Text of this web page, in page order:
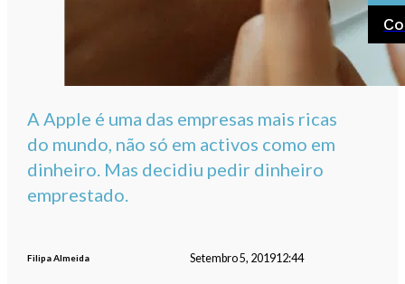
A Apple é uma das empresas mais ricas
do mundo, não só em activos como em
dinheiro. Mas decidiu pedir dinheiro
emprestado.
Filipa Almeida Setembro 5, 201912:44